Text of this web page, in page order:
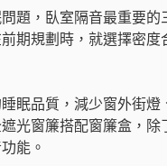
題，臥室隔音最重要的
期規劃時，就選擇密度
眠品質，減少窗外街燈
光窗簾搭配窗簾盒，除
能。